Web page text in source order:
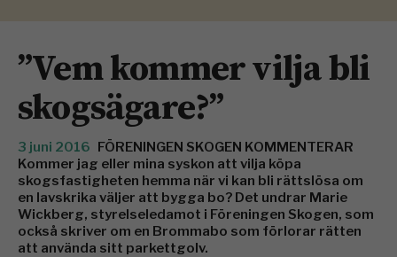
”Vem kommer vilja bli
skogsägare?”
3 juni 2016 FÖRENINGEN SKOGEN KOMMENTERAR
Kommer jag eller mina syskon att vilja köpa
skogsfastigheten hemma när vi kan bli rättslösa om
en lavskrika väljer att bygga bo? Det undrar Marie
Wickberg, styrelseledamot i Föreningen Skogen, som
också skriver om en Brommabo som förlorar rätten
att använda sitt parkettgolv.